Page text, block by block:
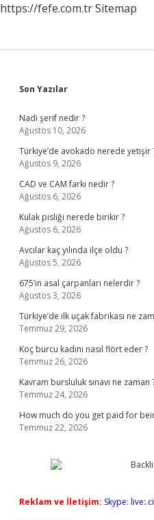
https://fefe.com.trSitemap
Sidebar
Son Yazılar
Nadi şerif nedir ?
Ağustos 10, 2026
Türkiye’de avokado nerede yetişir
Ağustos 9, 2026
CAD ve CAM farkı nedir ?
Ağustos 6, 2026
Kulak pisliği nerede birikir ?
Ağustos 6, 2026
Avcılar kaç yılında ilçe oldu ?
Ağustos 5, 2026
675’in asal çarpanları nelerdir ?
Ağustos 3, 2026
Türkiye’de ilk uçak fabrikası ne
Temmuz 29, 2026
Koç burcu kadını nasıl flört eder ?
Temmuz 26, 2026
Kavram bursluluk sınavı ne zaman
Temmuz 24, 2026
How much do you get paid for
Temmuz 22, 2026
Reklam ve İletişim: Skype: